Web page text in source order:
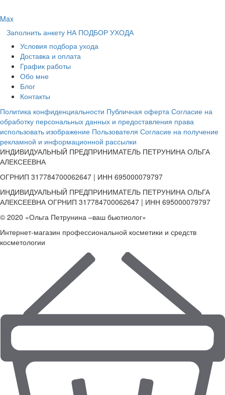
Max
Заполнить анкету НА ПОДБОР УХОДА
Условия подбора ухода
Доставка и оплата
График работы
Обо мне
Блог
Контакты
Политика конфиденциальности Публичная оферта Согласие на
обработку персональных данных и предоставления права
использовать изображение Пользователя Согласие на получение
рекламной и информационной рассылки
ИНДИВИДУАЛЬНЫЙ ПРЕДПРИНИМАТЕЛЬ ПЕТРУНИНА ОЛЬГА
АЛЕКСЕЕВНА
ОГРНИП 317784700062647 | ИНН 695000079797
ИНДИВИДУАЛЬНЫЙ ПРЕДПРИНИМАТЕЛЬ ПЕТРУНИНА ОЛЬГА
АЛЕКСЕЕВНА ОГРНИП 317784700062647 | ИНН 695000079797
© 2020 «Ольга Петрунина –ваш бьютиолог»
Интернет-магазин профессиональной косметики и средств
косметологии